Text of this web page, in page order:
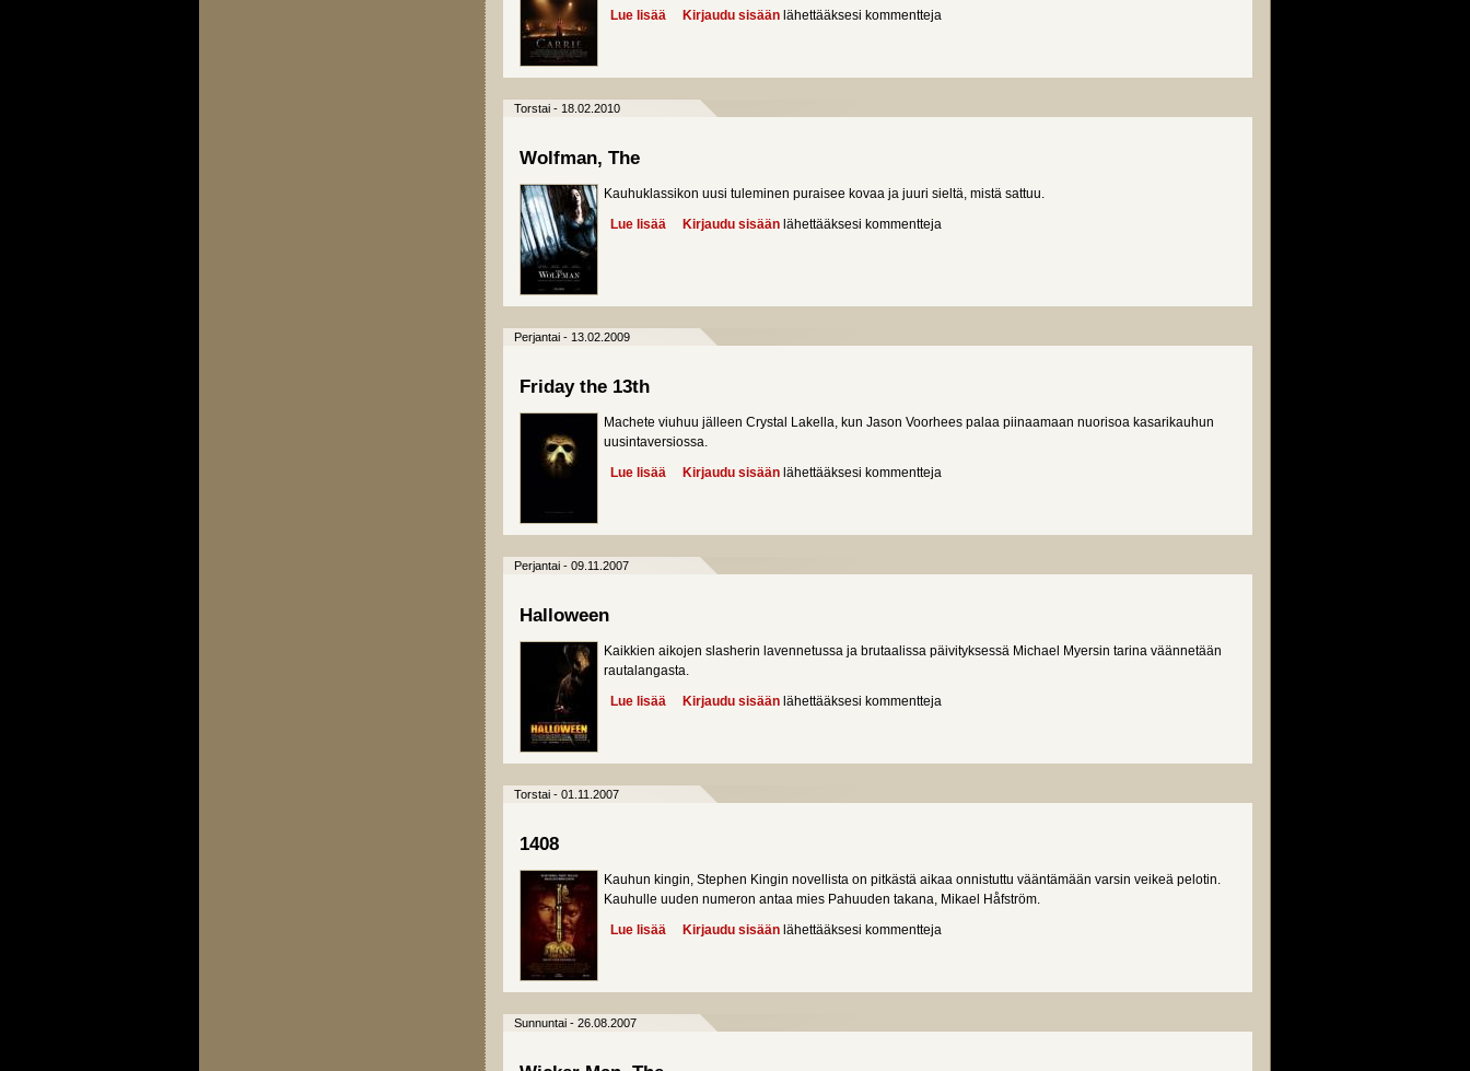
Lue lisää about Carrie
Kirjaudu sisään lähettääksesi kommentteja
Torstai - 18.02.2010
Wolfman, The
Kauhuklassikon uusi tuleminen puraisee kovaa ja juuri sieltä, mistä sattuu.
Lue lisää about Wolfman, The
Kirjaudu sisään lähettääksesi kommentteja
Perjantai - 13.02.2009
Friday the 13th
Machete viuhuu jälleen Crystal Lakella, kun Jason Voorhees palaa piinaamaan nuorisoa kasarikauhun
uusintaversiossa.
Lue lisää about Friday the 13th
Kirjaudu sisään lähettääksesi kommentteja
Perjantai - 09.11.2007
Halloween
Kaikkien aikojen slasherin lavennetussa ja brutaalissa päivityksessä Michael Myersin tarina väännetään
rautalangasta.
Lue lisää about Halloween
Kirjaudu sisään lähettääksesi kommentteja
Torstai - 01.11.2007
1408
Kauhun kingin, Stephen Kingin novellista on pitkästä aikaa onnistuttu vääntämään varsin veikeä pelotin.
Kauhulle uuden numeron antaa mies Pahuuden takana, Mikael Håfström.
Lue lisää about 1408
Kirjaudu sisään lähettääksesi kommentteja
Sunnuntai - 26.08.2007